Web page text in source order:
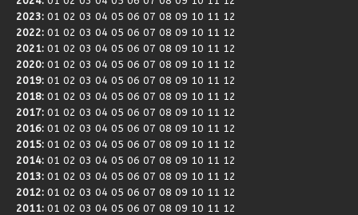
2023: 01 02 03 04 05 06 07 08 09 10 11 12
2022: 01 02 03 04 05 06 07 08 09 10 11 12
2021: 01 02 03 04 05 06 07 08 09 10 11 12
2020: 01 02 03 04 05 06 07 08 09 10 11 12
2019: 01 02 03 04 05 06 07 08 09 10 11 12
2018: 01 02 03 04 05 06 07 08 09 10 11 12
2017: 01 02 03 04 05 06 07 08 09 10 11 12
2016: 01 02 03 04 05 06 07 08 09 10 11 12
2015: 01 02 03 04 05 06 07 08 09 10 11 12
2014: 01 02 03 04 05 06 07 08 09 10 11 12
2013: 01 02 03 04 05 06 07 08 09 10 11 12
2012: 01 02 03 04 05 06 07 08 09 10 11 12
2011: 01 02 03 04 05 06 07 08 09 10 11 12